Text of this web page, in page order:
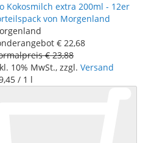
Kokosmilch extra 200ml - 12er
von Morgenland
€ 22,68
€ 23,88
10% MwSt., zzgl. Versand
,45 / 1 l